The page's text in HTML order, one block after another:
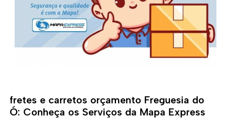
fretes e carretos orçamento Freguesia do
Ó: Conheça os Serviços da Mapa Express